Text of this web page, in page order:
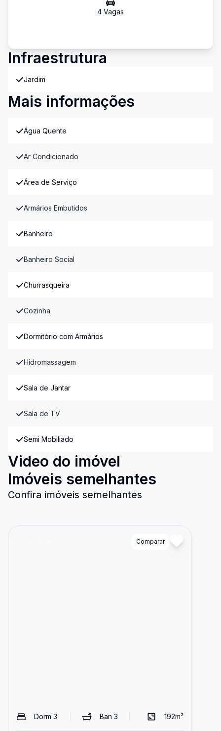
4 Vagas
Infraestrutura
Jardim
Mais informações
Água Quente
Ar Condicionado
Área de Serviço
Armários Embutidos
Banheiro
Banheiro Social
Churrasqueira
Cozinha
Dormitório com Armários
Hidromassagem
Sala de Jantar
Sala de TV
Semi Mobiliado
Video do imóvel
Imóveis semelhantes
Confira imóveis semelhantes
Comparar
Dorm 3 Ban3 192m²